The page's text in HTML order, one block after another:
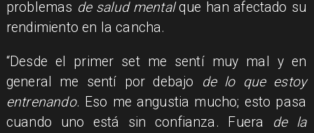
problemas de salud mentalque han afectado su
rendimiento en la cancha.
“Desde el primer set me sentí muy mal y en
general me sentí por debajo
de lo que estoy
entrenando. Eso me angustia mucho; esto pasa
cuando uno está sin confianza. Fuera de la